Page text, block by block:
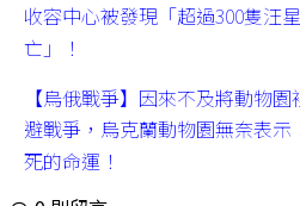
收容中心被發現「超過300隻汪
亡」！
【烏俄戰爭】因來不及將動物
避戰爭，烏克蘭動物園無奈表
死的命運！